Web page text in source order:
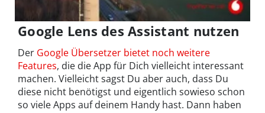
Google Lens des Assistant nutzen
Der Google Übersetzer bietet noch weitere
Features, die die App für Dich vielleicht interessant
machen. Vielleicht sagst Du aber auch, dass Du
diese nicht benötigst und eigentlich sowieso schon
so viele Apps auf deinem Handy hast. Dann haben